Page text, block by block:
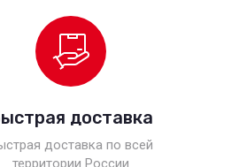
доставка
доставка по всей
территории России